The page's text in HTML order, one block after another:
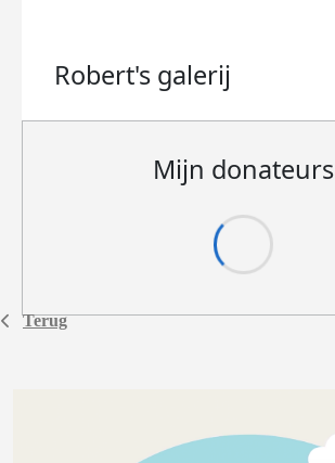
Terug
Robert's galerij
Mijn donateurs